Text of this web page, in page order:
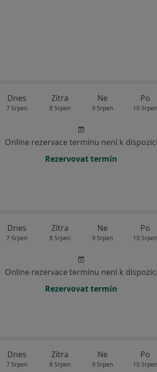
Dnes
7 Srpen
Zítra
8 Srpen
Ne
9 Srpen
Po
10 Srpen
Online rezervace termínu není k dispozici
Rezervovat termín
Dnes
7 Srpen
Zítra
8 Srpen
Ne
9 Srpen
Po
10 Srpen
Online rezervace termínu není k dispozici
Rezervovat termín
Dnes
7 Srpen
Zítra
8 Srpen
Ne
9 Srpen
Po
10 Srpen